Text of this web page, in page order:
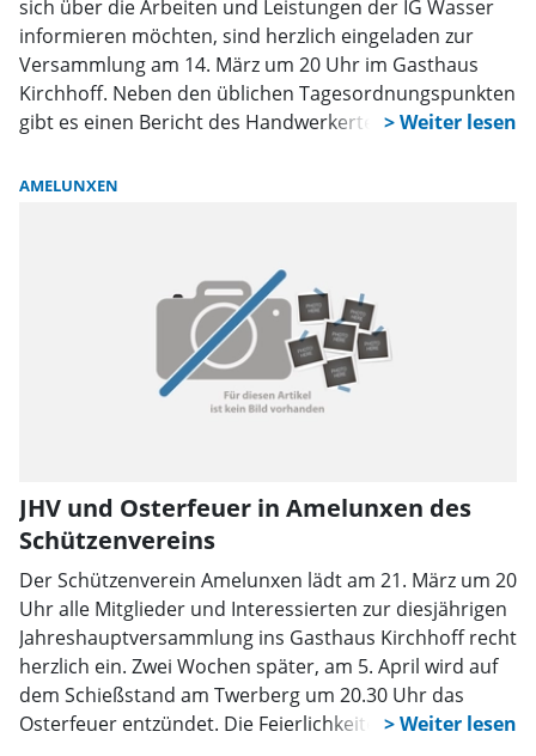
sich über die Arbeiten und Leistungen der IG Wasser
informieren möchten, sind herzlich eingeladen zur
Versammlung am 14. März um 20 Uhr im Gasthaus
Kirchhoff. Neben den üblichen Tagesordnungspunkten
gibt es einen Bericht des Handwerkerteams und
AMELUNXEN
JHV und Osterfeuer in Amelunxen des
Schützenvereins
Der Schützenverein Amelunxen lädt am 21. März um 20
Uhr alle Mitglieder und Interessierten zur diesjährigen
Jahreshauptversammlung ins Gasthaus Kirchhoff recht
herzlich ein. Zwei Wochen später, am 5. April wird auf
dem Schießstand am Twerberg um 20.30 Uhr das
Osterfeuer entzündet. Die Feierlichkeiten beginnen ab